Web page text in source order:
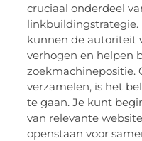
cruciaal onderdeel
kunnen de autoriteit
verhogen en helpen
zoekmachinepositie.
verzamelen, is het
te gaan. Je kunt
van relevante
openstaan voor